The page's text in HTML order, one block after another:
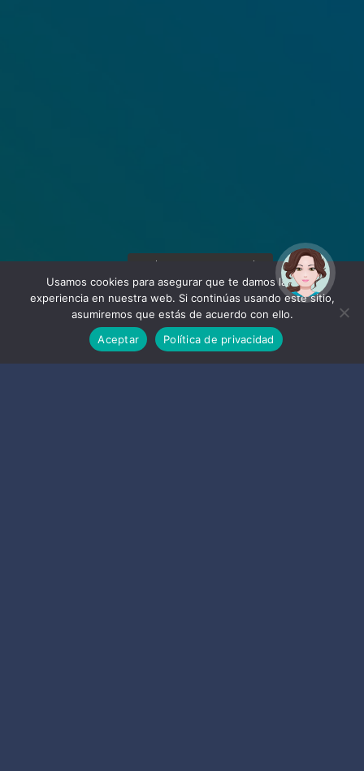
Usamos cookies para asegurar que te damos la mejor
experiencia en nuestra web. Si continúas usando este sitio,
asumiremos que estás de acuerdo con ello.
Aceptar
Política de privacidad
¡Hola! Soy Noy. ¿Puedo
ayudarte?